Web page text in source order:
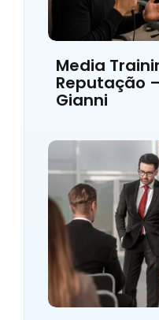
Media
Reputação
Gianni